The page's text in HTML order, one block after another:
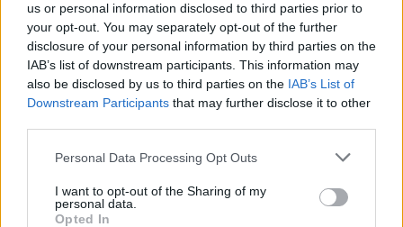
us or personal information disclosed to third parties prior to
your opt-out. You may separately opt-out of the further
disclosure of your personal information by third parties on the
IAB’s list of downstream participants. This information may
also be disclosed by us to third parties on the IAB’s List of
Downstream Participants that may further disclose it to other
Personal Data Processing Opt Outs
I want to opt-out of the Sharing of my
personal data.
Opted In
prossimo 17 luglio 2023, dunque, chi vorrà potrà attivare l’offerta
e beneficiare del raddoppio dei Giga per due mesi.
Per usufruire della promozione è sufficiente accedere alla
sarà possibile scegliere di variare il proprio piano tariffario per
sceglierne uno compatibile con la promozione.